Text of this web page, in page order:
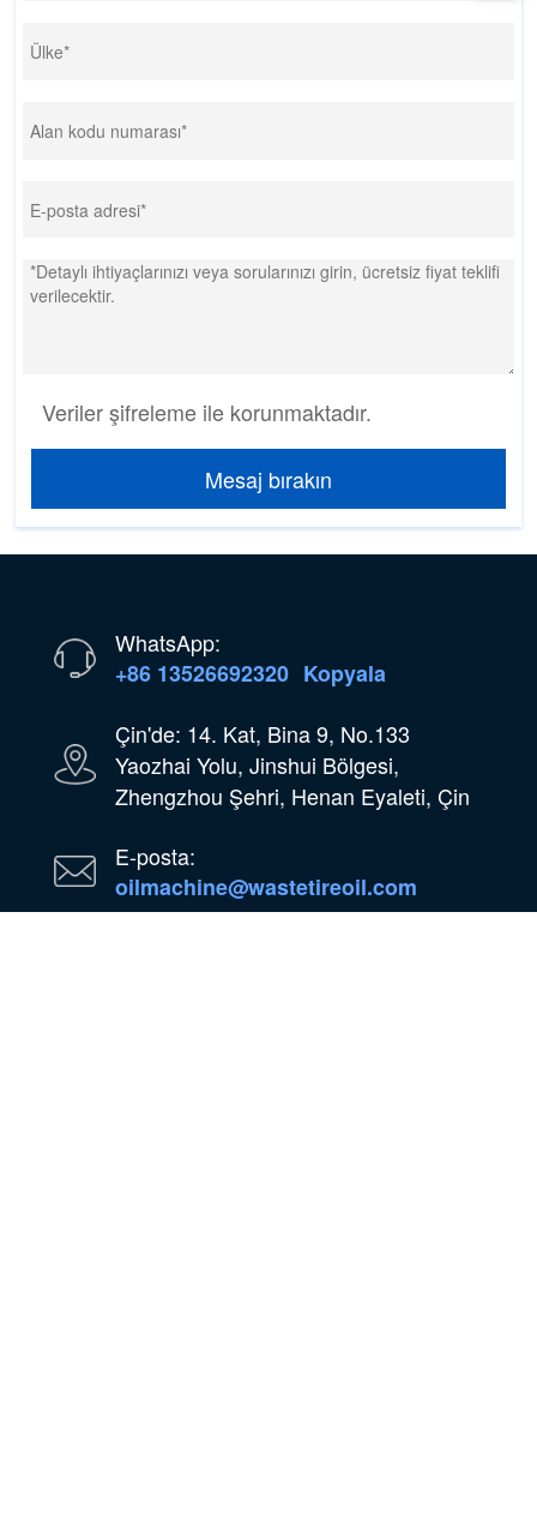
Veriler şifreleme ile korunmaktadır.
Mesaj bırakın
WhatsApp:
+86 13526692320 Kopyala
Çin'de: 14. Kat, Bina 9, No.133
Yaozhai Yolu, Jinshui Bölgesi,
Zhengzhou Şehri, Henan Eyaleti, Çin
E-posta:
oilmachine@wastetireoil.com